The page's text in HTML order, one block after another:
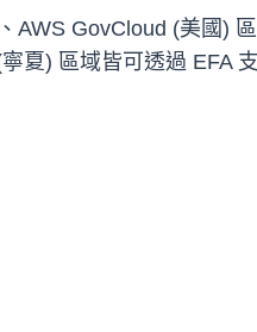
AWS GovCloud (美國)
夏) 區域皆可透過 EFA